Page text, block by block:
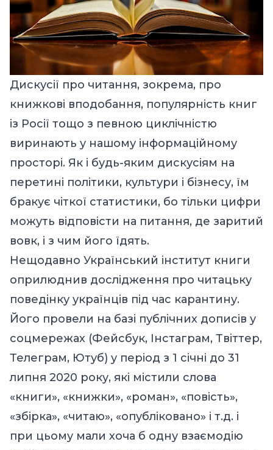
Дискусії про читання, зокрема, про
книжкові вподобання, популярність книг
із Росії тощо з певною циклічністю
виринають у нашому інформаційному
просторі. Як і будь-яким дискусіям на
перетині політики, культури і бізнесу, їм
бракує чіткої статистики, бо тільки цифри
можуть відповісти на питання, де заритий
вовк, і з чим його їдять.
Нещодавно Український інститут книги
оприлюднив дослідження про читацьку
поведінку українців під час карантину.
Його провели на базі публічних дописів у
соцмережах (Фейсбук, Інстаграм, Твіттер,
Телеграм, Ютуб) у період з 1 січні до 31
липня 2020 року, які містили слова
«книги», «книжки», «роман», «повість»,
«збірка», «читаю», «опубліковано» і т.д. і
при цьому мали хоча б одну взаємодію